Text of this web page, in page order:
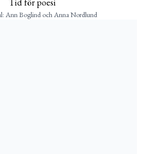
Tid för poesi
Ann Boglind och Anna Nordlund